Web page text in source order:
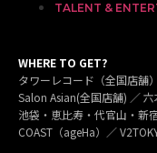
TALENT &
WHERE TO GET?
タワーレコード（全国店舗
Salon Asian(全国店舗) ／
池袋・恵比寿・代官山・新
COAST（ageHa）／